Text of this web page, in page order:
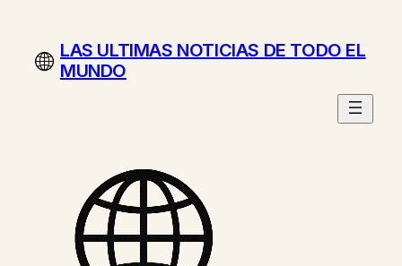
contenidoLAS ULTIMAS NOTICIAS DE TODO EL
MUNDO